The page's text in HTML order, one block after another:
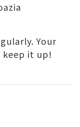
Your
keep it up!